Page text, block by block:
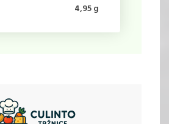
4,95 g